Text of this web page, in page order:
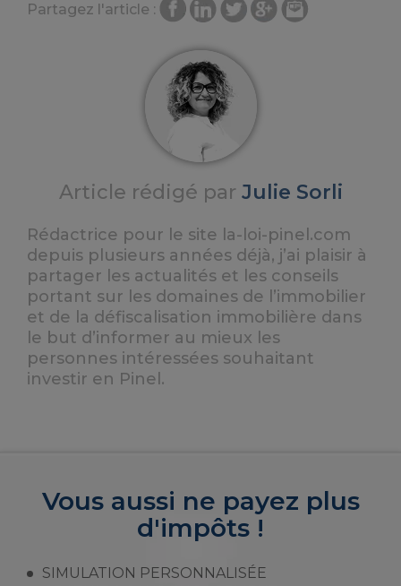
Partagez l'article :
Article rédigé par Julie Sorli
Rédactrice pour le site la-loi-pinel.com
depuis plusieurs années déjà, j’ai plaisir à
partager les actualités et les conseils
portant sur les domaines de l’immobilier
et de la défiscalisation immobilière dans
le but d’informer au mieux les
personnes intéressées souhaitant
investir en Pinel.
Vous aussi ne payez plus
d'impôts !
SIMULATION PERSONNALISÉE